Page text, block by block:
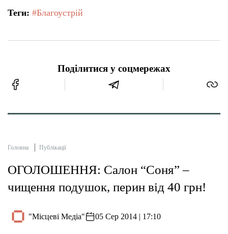
Теги: #Благоустрій
Поділитися у соцмережах
Головна Публікації
ОГОЛОШЕННЯ: Салон “Соня” –
чищення подушок, перин від 40 грн!
"Місцеві Медіа" 05 Сер 2014 | 17:10